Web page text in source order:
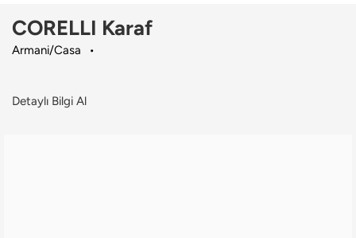
CORELLI Karaf
Armani/Casa
Detaylı Bilgi Al